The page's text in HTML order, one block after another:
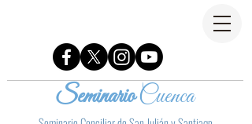
SeminarioCuenca